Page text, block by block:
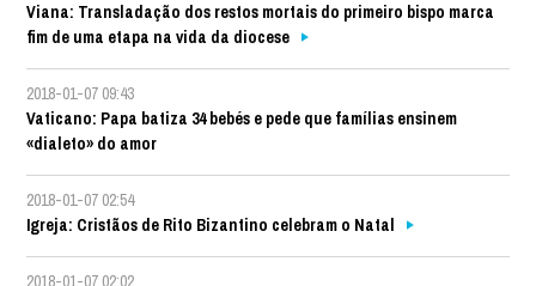
Viana: Transladação dos restos mortais do primeiro bispo marca
fim de uma etapa na vida da diocese
2018-01-07 09:43
Vaticano: Papa batiza 34 bebés e pede que famílias ensinem
«dialeto» do amor
2018-01-07 02:54
Igreja: Cristãos de Rito Bizantino celebram o Natal
2018-01-07 02:02